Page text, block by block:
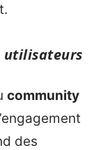
utilisateurs
community
des